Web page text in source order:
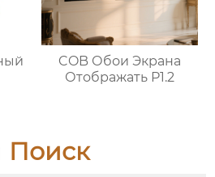
COB Обои Экрана
Отображать P1.2
Поиск